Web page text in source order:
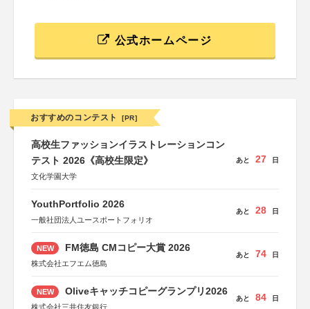
公式ホームページ
おすすめのコンテスト [PR]
高校生ファッションイラストレーションコン
テスト 2026《高校生限定》
文化学園大学
あと 27 日
YouthPortfolio 2026
一般社団法人ユースポートフォリオ
あと 28 日
NEW FM徳島 CMコピー大賞 2026
株式会社エフエム徳島
あと 74 日
NEW Oliveキャッチコピーグランプリ2026
株式会社三井住友銀行
あと 84 日